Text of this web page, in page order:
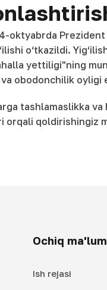
o‘tkazildi.
yettiligi"ning
obodonchilik oyligi
tashlamaslikka
qoldirishingiz
Ochiq
Ish rejasi